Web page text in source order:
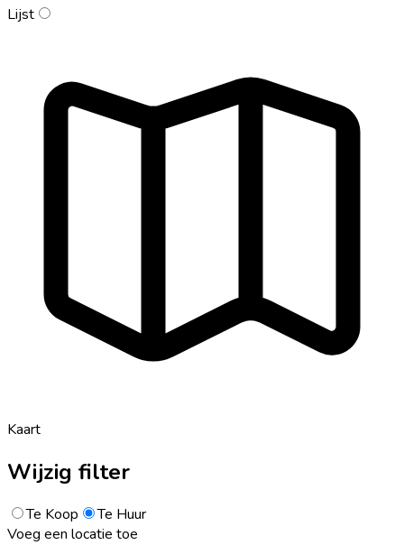
Lijst
Kaart
Wijzig filter
Te Koop
Te Huur
Voeg een locatie toe